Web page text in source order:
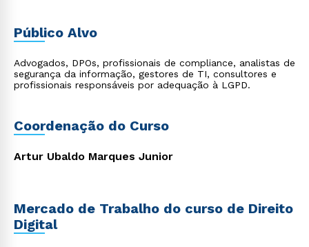
Público Alvo
Advogados, DPOs, profissionais de compliance, analistas de
segurança da informação, gestores de TI, consultores e
profissionais responsáveis por adequação à LGPD.
Coordenação do Curso
Artur Ubaldo Marques Junior
Mercado de Trabalho do curso de Direito
Digital